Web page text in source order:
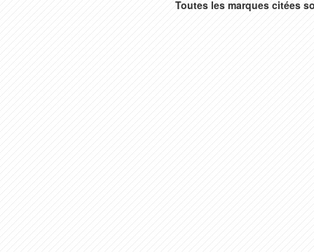
Toutes les marques citées